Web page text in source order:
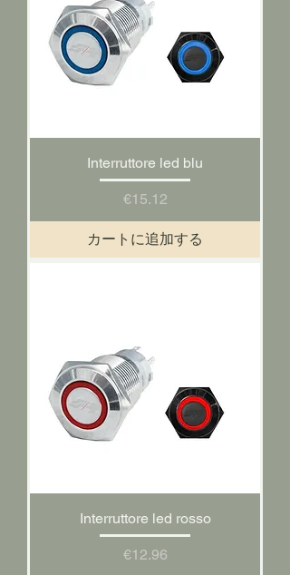
Interruttore led blu
価格
€15.12
カートに追加する
Interruttore led rosso
価格
€12.96